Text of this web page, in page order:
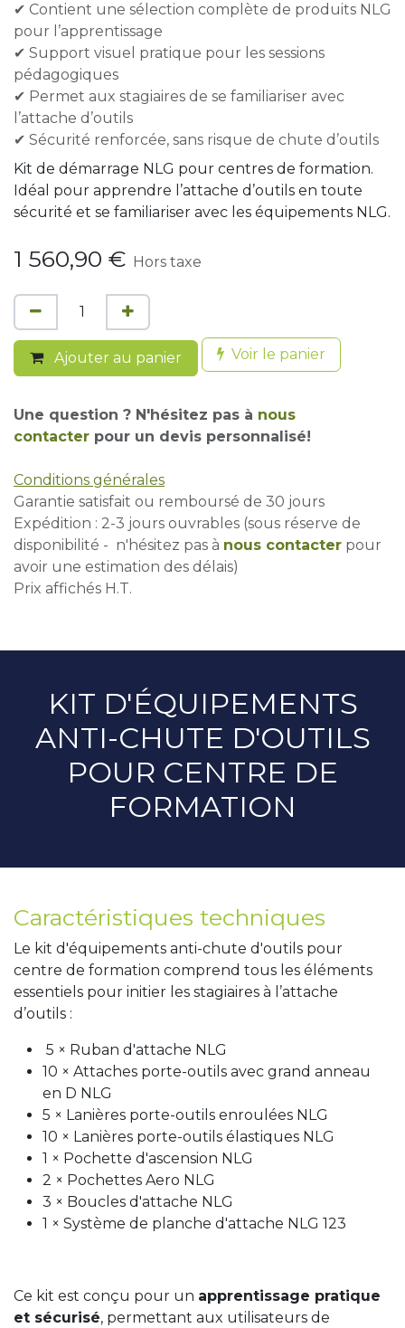
✔ Contient une sélection complète de produits NLG
pour l’apprentissage
✔ Support visuel pratique pour les sessions
pédagogiques
✔ Permet aux stagiaires de se familiariser avec
l’attache d’outils
✔ Sécurité renforcée, sans risque de chute d’outils
Kit de démarrage NLG pour centres de formation.
Idéal pour apprendre l’attache d’outils en toute
sécurité et se familiariser avec les équipements NLG.
1 560,90 € Hors taxe
Ajouter au panier Voir le panier
Une question ? N'hésitez pas à nous
contacter pour un devis personnalisé!
Conditions générales
Garantie satisfait ou remboursé de 30 jours
Expédition : 2-3 jours ouvrables (sous réserve de
disponibilité - n'hésitez pas à nous contacter pour
avoir une estimation des délais)
Prix affichés H.T.
KIT D'ÉQUIPEMENTS
ANTI-CHUTE D'OUTILS
POUR CENTRE DE
FORMATION
Caractéristiques techniques
Le kit d'équipements anti-chute d'outils pour
centre de formation comprend tous les éléments
essentiels pour initier les stagiaires à l’attache
d’outils :
5 × Ruban d'attache NLG
10 × Attaches porte-outils avec grand anneau
en D NLG
5 × Lanières porte-outils enroulées NLG
10 × Lanières porte-outils élastiques NLG
1 × Pochette d'ascension NLG
2 × Pochettes Aero NLG
3 × Boucles d'attache NLG
1 × Système de planche d'attache NLG 123
Ce kit est conçu pour un apprentissage pratique
et sécurisé, permettant aux utilisateurs de